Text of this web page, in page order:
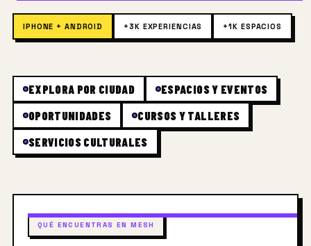
IPHONE + ANDROID +3K EXPERIENCIAS +1K ESPACIOS
EXPLORA POR CIUDAD
ESPACIOS Y EVENTOS
OPORTUNIDADES
CURSOS Y TALLERES
SERVICIOS CULTURALES
QUÉ ENCUENTRAS EN MESH